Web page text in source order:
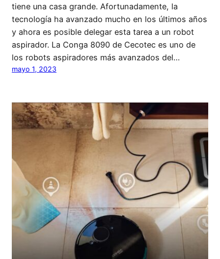
tiene una casa grande. Afortunadamente, la
tecnología ha avanzado mucho en los últimos años
y ahora es posible delegar esta tarea a un robot
aspirador. La Conga 8090 de Cecotec es uno de
los robots aspiradores más avanzados del…
mayo 1, 2023